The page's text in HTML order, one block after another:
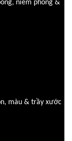
niêm phong &
màu & trầy xước